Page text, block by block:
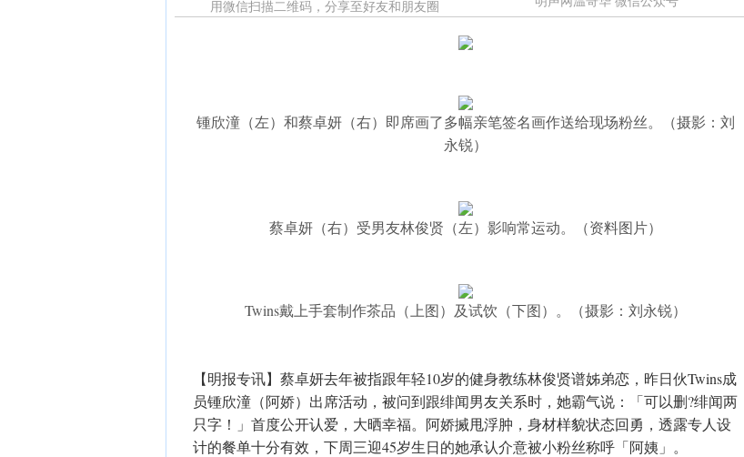
用微信扫描二维码，分享至好友和朋友圈
锺欣潼（左）和蔡卓妍（右）即席画了多幅亲笔签名画作送给现场粉丝。（摄影：刘
永锐）
蔡卓妍（右）受男友林俊贤（左）影响常运动。（资料图片）
Twins戴上手套制作茶品（上图）及试饮（下图）。（摄影：刘永锐）
【明报专讯】蔡卓妍去年被指跟年轻10岁的健身教练林俊贤谱姊弟恋，昨日伙Twins成
员锺欣潼（阿娇）出席活动，被问到跟绯闻男友关系时，她霸气说：「可以删?绯闻两
只字！」首度公开认爱，大晒幸福。阿娇搣甩浮肿，身材样貌状态回勇，透露专人设
计的餐单十分有效，下周三迎45岁生日的她承认介意被小粉丝称呼「阿姨」。